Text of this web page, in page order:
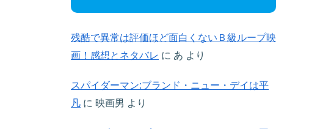
残酷で異常は評価ほど面白くないＢ級ループ映
画！感想とネタバレ に あ より
スパイダーマン:ブランド・ニュー・デイは平
凡 に 映画男 より